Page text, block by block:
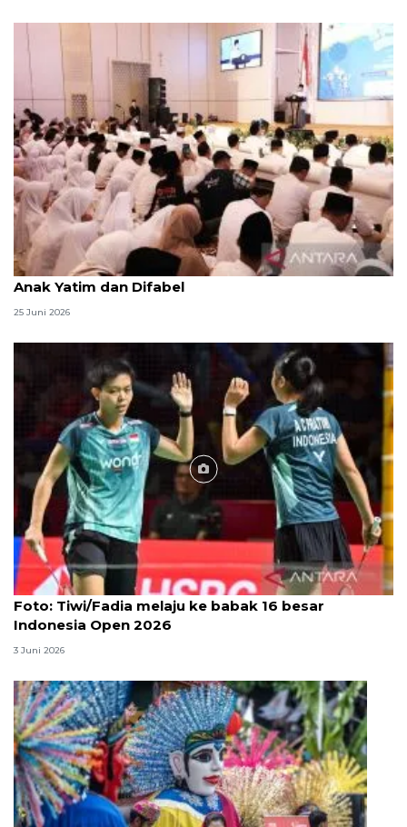
Menag jadikan setiap 10 Muharam sebagai Lebaran
Anak Yatim dan Difabel
25 Juni 2026
Foto
Foto: Tiwi/Fadia melaju ke babak 16 besar
Indonesia Open 2026
3 Juni 2026